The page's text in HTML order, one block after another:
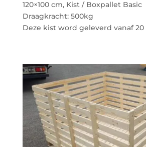
120×100 cm, Kist / Boxpallet Basic
Draagkracht: 500kg
Deze kist word geleverd vanaf 20